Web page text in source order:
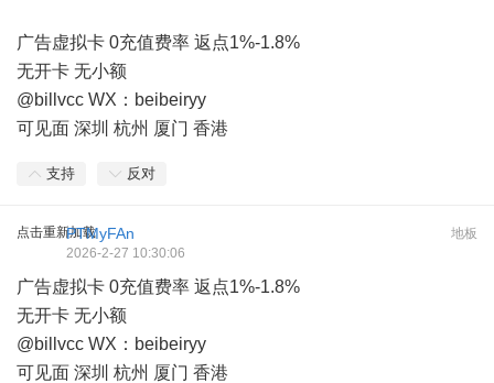
广告虚拟卡 0充值费率 返点1%-1.8%
无开卡 无小额
@billvcc WX：beibeiryy
可见面 深圳 杭州 厦门 香港
支持 反对
点击重新加载 地板
PTMyFAn
2026-2-27 10:30:06
广告虚拟卡 0充值费率 返点1%-1.8%
无开卡 无小额
@billvcc WX：beibeiryy
可见面 深圳 杭州 厦门 香港